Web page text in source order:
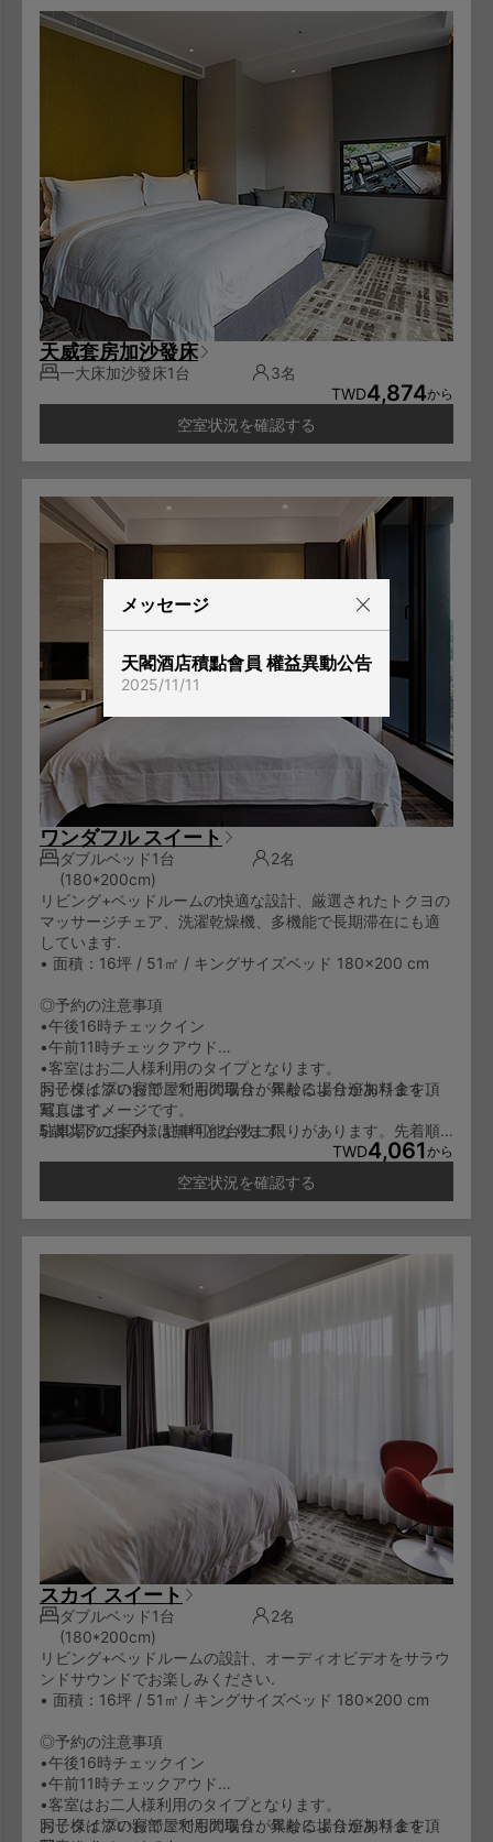
天威套房加沙發床
一大床加沙發床1台
3名
TWD4,874から
空室状況を確認する
ワンダフル スイート
ダブルベッド1台
(180*200cm)
2名
リビング+ベッドルームの快適な設計、厳選されたトクヨの
マッサージチェア、洗濯乾燥機、多機能で長期滞在にも適
しています.
• 面積：16坪 / 51㎡ / キングサイズベッド 180×200 cm
◎予約の注意事項
•午後16時チェックイン
•午前11時チェックアウド
•客室はお二人様利用のタイプとなります。
お子様は添い寝でご利用の場合、年齢により追加料金を頂
戴します。
5歳以下のお子様は無料となります。
6-11歳のお子様は一泊NT600/人となります。
12歳以上のお子様は大人料金と同じに一泊NT1,000/人とな
同じタイプのお部屋でも間取りが異なる場合があります。
写真はイメージです。
駐車場のご案内：駐車可能台数に限りがあります。先着順
TWD4,061 から
空室状況を確認する
スカイ スイート
ダブルベッド1台
(180*200cm)
2名
リビング+ベッドルームの設計、オーディオビデオをサラウ
ンドサウンドでお楽しみください.
• 面積：16坪 / 51㎡ / キングサイズベッド 180×200 cm
◎予約の注意事項
•午後16時チェックイン
•午前11時チェックアウド
•客室はお二人様利用のタイプとなります。
お子様は添い寝でご利用の場合、年齢により追加料金を頂
同じタイプのお部屋でも間取りが異なる場合があります。
メッセージ
天閣酒店積點會員 權益異動公告
2025/11/11